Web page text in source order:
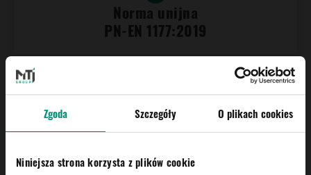
Zgoda Szczegóły O plikach cookies
Niniejsza strona korzysta z plików cookie
Norma unijna
PN-EN 1177:2019
Antypoślizgowość